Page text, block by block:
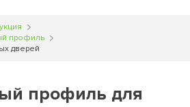
профиль
дверей
профиль для